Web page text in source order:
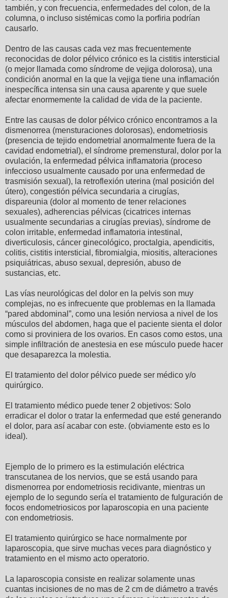
también, y con frecuencia, enfermedades del colon, de la
columna, o incluso sistémicas como la porfiria podrían
causarlo.
Dentro de las causas cada vez mas frecuentemente
reconocidas de dolor pélvico crónico es la cistitis intersticial
(o mejor llamada como síndrome de vejiga dolorosa), una
condición anormal en la que la vejiga tiene una inflamación
inespecífica intensa sin una causa aparente y que suele
afectar enormemente la calidad de vida de la paciente.
Entre las causas de dolor pélvico crónico encontramos a la
dismenorrea (mensturaciones dolorosas), endometriosis
(presencia de tejido endometrial anormalmente fuera de la
cavidad endometrial), el síndrome premenstural, dolor por la
ovulación, la enfermedad pélvica inflamatoria (proceso
infeccioso usualmente causado por una enfermedad de
trasmisión sexual), la retroflexión uterina (mal posición del
útero), congestión pélvica secundaria a cirugías,
dispareunia (dolor al momento de tener relaciones
sexuales), adherencias pélvicas (cicatrices internas
usualmente secundarias a cirugías previas), síndrome de
colon irritable, enfermedad inflamatoria intestinal,
diverticulosis, cáncer ginecológico, proctalgia, apendicitis,
colitis, cistitis intersticial, fibromialgia, miositis, alteraciones
psiquiátricas, abuso sexual, depresión, abuso de
sustancias, etc.
Las vías neurológicas del dolor en la pelvis son muy
complejas, no es infrecuente que problemas en la llamada
“pared abdominal”, como una lesión nerviosa a nivel de los
músculos del abdomen, haga que el paciente sienta el dolor
como si proviniera de los ovarios. En casos como estos, una
simple infiltración de anestesia en ese músculo puede hacer
que desaparezca la molestia.
El tratamiento del dolor pélvico puede ser médico y/o
quirúrgico.
El tratamiento médico puede tener 2 objetivos: Solo
erradicar el dolor o tratar la enfermedad que esté generando
el dolor, para así acabar con este. (obviamente esto es lo
ideal).
Ejemplo de lo primero es la estimulación eléctrica
transcutanea de los nervios, que se está usando para
dismenorrea por endometriosis recidivante, mientras un
ejemplo de lo segundo sería el tratamiento de fulguración de
focos endometriosicos por laparoscopia en una paciente
con endometriosis.
El tratamiento quirúrgico se hace normalmente por
laparoscopia, que sirve muchas veces para diagnóstico y
tratamiento en el mismo acto operatorio.
La laparoscopia consiste en realizar solamente unas
cuantas incisiones de no mas de 2 cm de diámetro a través